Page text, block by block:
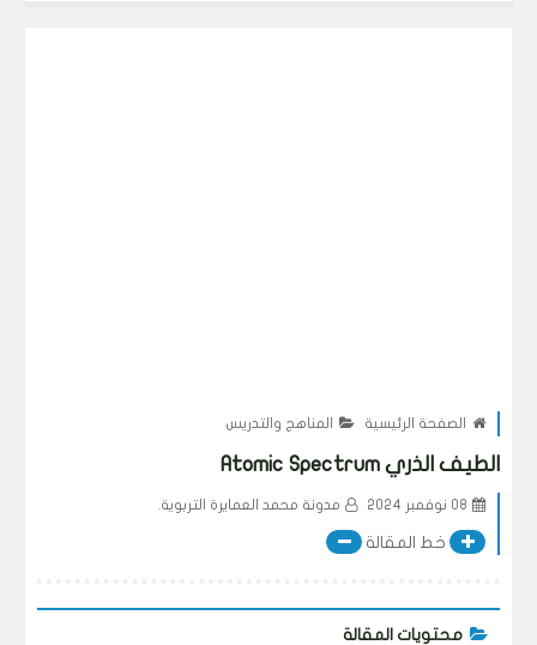
الصفحة الرئيسية المناهج والتدريس
الطيف الذري Atomic Spectrum
08 نوفمبر 2024 مدونة محمد العمايرة التربوية.
خط المقالة
محتويات المقالة